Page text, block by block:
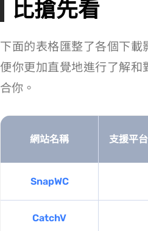
比搶先看
下面的表格匯整了各個下載
便你更加直覺地進行了解和
合你。
網站名稱 支援平台
SnapWC
CatchV